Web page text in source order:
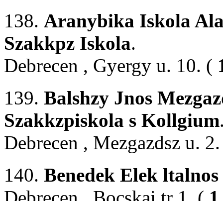
138. Aranybika Iskola
Szakkpz Iskola.
Debrecen , Gyergy u. 10. (
139. Balshzy Jnos
Szakkzpiskola s Kollgium
Debrecen , Mezgazdsz u.
140. Benedek Elek